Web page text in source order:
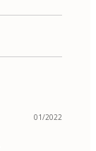
01/2022